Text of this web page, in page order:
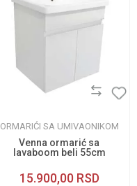
ORMARIĆI SA UMIVAONIKOM
Venna ormarić sa
lavaboom beli 55cm
15.900,00 RSD